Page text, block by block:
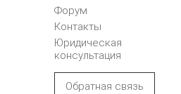
Форум
Контакты
Юридическая
консультация
Обратная связь